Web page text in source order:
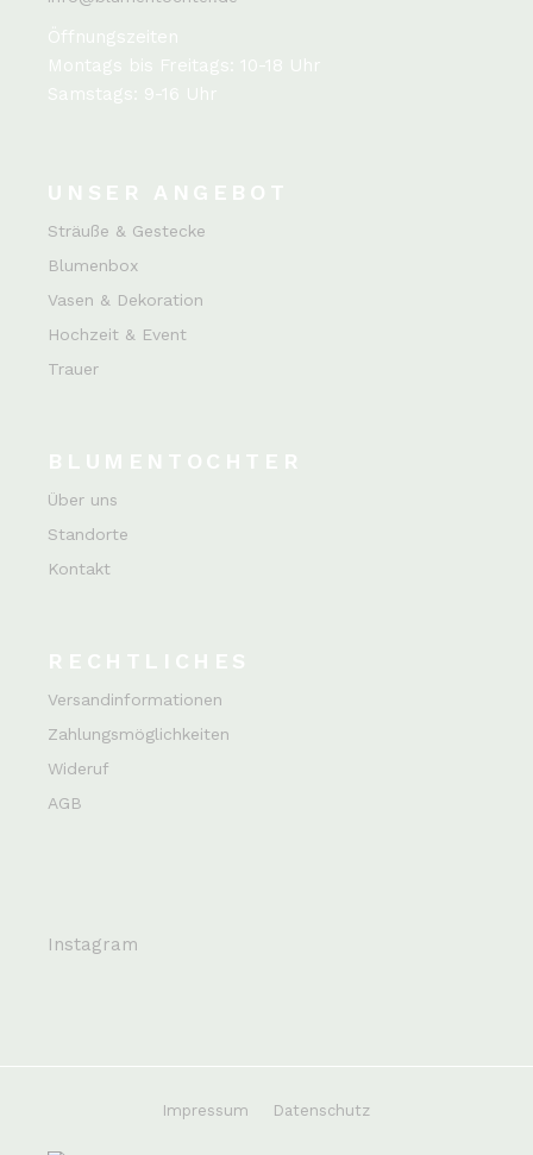
Sträuße & Gestecke
Blumenbox
Vasen & Dekoration
Hochzeit & Event
Trauer
Über uns
Standorte
Kontakt
Versandinformationen
Zahlungsmöglichkeiten
Wideruf
AGB
Instagram
Impressum Datenschutz